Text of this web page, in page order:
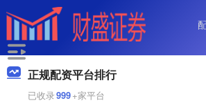
正规配资平台排行
已收录999+家平台